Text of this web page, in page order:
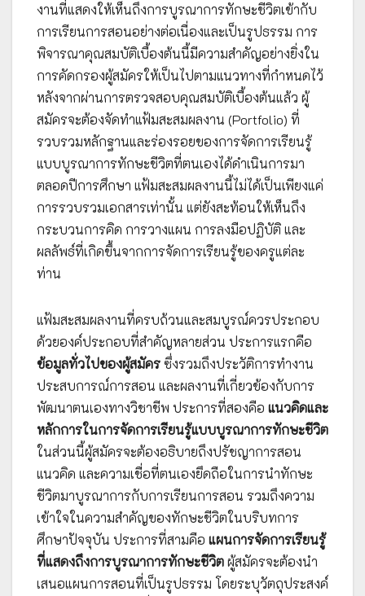
งานที่แสดงให้เห็นถึงการบูรณาการทักษะชีวิตเข้ากับ
การเรียนการสอนอย่างต่อเนื่องและเป็นรูปธรรม การ
พิจารณาคุณสมบัติเบื้องต้นนี้มีความสำคัญอย่างยิ่งใน
การคัดกรองผู้สมัครให้เป็นไปตามแนวทางที่กำหนดไว้
หลังจากผ่านการตรวจสอบคุณสมบัติเบื้องต้นแล้ว ผู้
สมัครจะต้องจัดทำแฟ้มสะสมผลงาน (Portfolio) ที่
รวบรวมหลักฐานและร่องรอยของการจัดการเรียนรู้
แบบบูรณาการทักษะชีวิตที่ตนเองได้ดำเนินการมา
ตลอดปีการศึกษา แฟ้มสะสมผลงานนี้ไม่ได้เป็นเพียงแค่
การรวบรวมเอกสารเท่านั้น แต่ยังสะท้อนให้เห็นถึง
กระบวนการคิด การวางแผน การลงมือปฏิบัติ และ
ผลลัพธ์ที่เกิดขึ้นจากการจัดการเรียนรู้ของครูแต่ละ
ท่าน
แฟ้มสะสมผลงานที่ครบถ้วนและสมบูรณ์ควรประกอบ
ด้วยองค์ประกอบที่สำคัญหลายส่วน ประการแรกคือ
ข้อมูลทั่วไปของผู้สมัคร ซึ่งรวมถึงประวัติการทำงาน
ประสบการณ์การสอน และผลงานที่เกี่ยวข้องกับการ
พัฒนาตนเองทางวิชาชีพ ประการที่สองคือ แนวคิดและ
หลักการในการจัดการเรียนรู้แบบบูรณาการทักษะชีวิต
ในส่วนนี้ผู้สมัครจะต้องอธิบายถึงปรัชญาการสอน
แนวคิด และความเชื่อที่ตนเองยึดถือในการนำทักษะ
ชีวิตมาบูรณาการกับการเรียนการสอน รวมถึงความ
เข้าใจในความสำคัญของทักษะชีวิตในบริบทการ
ศึกษาปัจจุบัน ประการที่สามคือ แผนการจัดการเรียนรู้
ที่แสดงถึงการบูรณาการทักษะชีวิตผู้สมัครจะต้องนำ
เสนอแผนการสอนที่เป็นรูปธรรม โดยระบุวัตถุประสงค์